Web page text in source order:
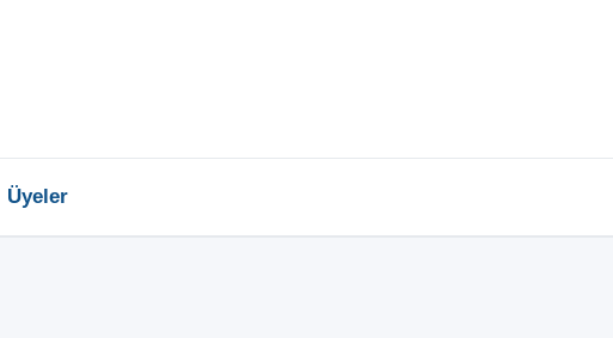
Üyeler